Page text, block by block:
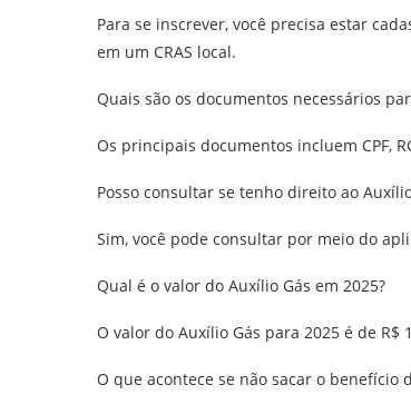
Para se inscrever, você precisa estar
em um CRAS local.
Quais são os documentos necessários
Os principais documentos incluem CPF,
Posso consultar se tenho direito ao
Sim, você pode consultar por meio do
Qual é o valor do Auxílio Gás em 2025?
O valor do Auxílio Gás para 2025 é de R$
O que acontece se não sacar o benefício